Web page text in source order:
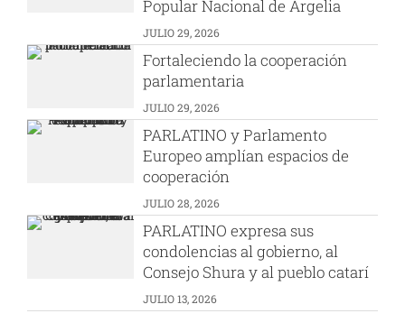
Popular Nacional de Argelia
JULIO 29, 2026
Fortaleciendo la cooperación
parlamentaria
JULIO 29, 2026
PARLATINO y Parlamento
Europeo amplían espacios de
cooperación
JULIO 28, 2026
PARLATINO expresa sus
condolencias al gobierno, al
Consejo Shura y al pueblo catarí
JULIO 13, 2026